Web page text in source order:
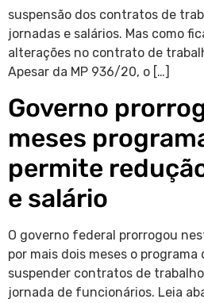
suspensão dos contratos de
jornadas e salários. Mas como
alterações no contrato de
Apesar da MP 936/20, o […]
Governo
meses
permite
e salário
O governo federal prorrogou
por mais dois meses o
suspender contratos de
jornada de funcionários. Leia